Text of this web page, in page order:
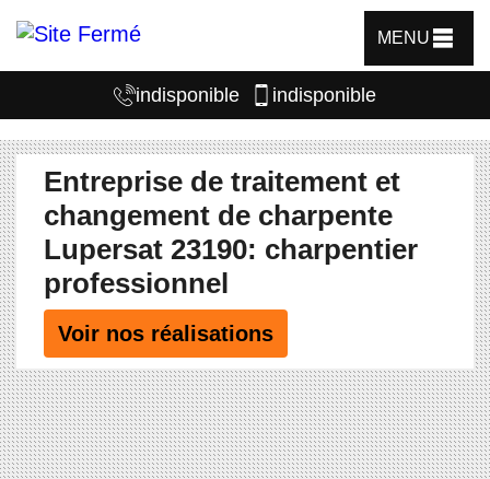
MENU
indisponible indisponible
Entreprise de traitement et
changement de charpente
Lupersat 23190: charpentier
professionnel
Voir nos réalisations